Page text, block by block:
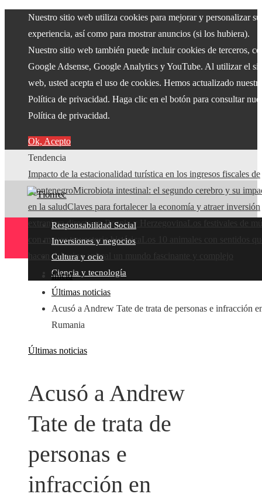
Nuestro sitio web utiliza cookies para mejorar y personalizar su
experiencia, así como para mostrar anuncios (si los hubiera).
Nuestro sitio web también puede incluir cookies de terceros,
Google Adsense, Google Analytics y YouTube. Al utilizar el
web, usted acepta el uso de cookies. Hemos actualizado nuestra
Política de privacidad. Haga clic en el botón para consultar
Política de privacidad.
Ok, Acepto
Tendencia
Impacto de la estacionalidad turística en los ingresos fiscales de
MontenegroMicrobiota intestinal: el segundo cerebro y su
en la saludClaves para fortalecer la economía y atraer inversión
extranjera directa en Bosnia y Herzegovina
con mayor trayectoria histórica
hacen del reino animal un mundo fascinante y complejo
Responsabilidad Social
Inversiones y negocios
Cultura y ocio
Ciencia y tecnología
Inicio
Últimas noticias
Acusó a Andrew Tate de trata de personas e infracción
Rumania
Últimas noticias
Acusó a Andrew
Tate de trata de
personas e
infracción en